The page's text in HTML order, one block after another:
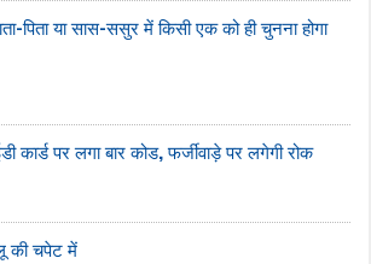
पिता या सास-ससुर में किसी एक को ही चुनना होगा
कार्ड पर लगा बार कोड, फर्जीवाड़े पर लगेगी रोक
की चपेट में